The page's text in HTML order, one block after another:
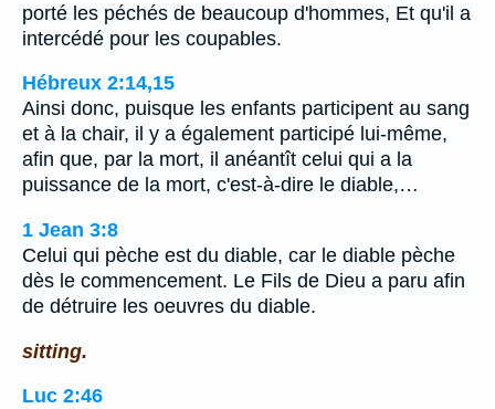
porté les péchés de beaucoup d'hommes, Et qu'il a
intercédé pour les coupables.
Hébreux 2:14,15
Ainsi donc, puisque les enfants participent au sang
et à la chair, il y a également participé lui-même,
afin que, par la mort, il anéantît celui qui a la
puissance de la mort, c'est-à-dire le diable,…
1 Jean 3:8
Celui qui pèche est du diable, car le diable pèche
dès le commencement. Le Fils de Dieu a paru afin
de détruire les oeuvres du diable.
sitting.
Luc 2:46